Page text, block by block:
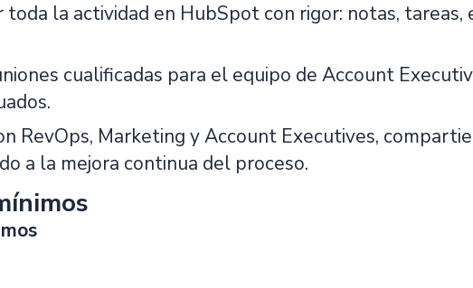
toda la actividad en HubSpot con rigor: notas,
cualificadas para el equipo de Account
RevOps, Marketing y Account Executives,
a la mejora continua del proceso.